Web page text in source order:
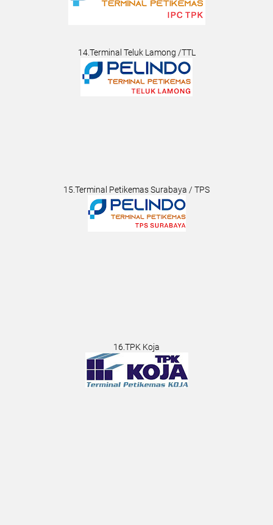
14.Terminal Teluk Lamong /TTL
15.Terminal Petikemas Surabaya / TPS
16.TPK Koja